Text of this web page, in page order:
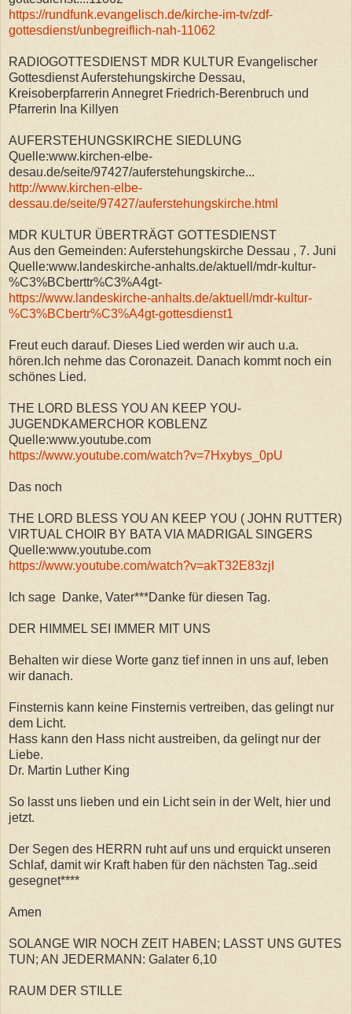
https://rundfunk.evangelisch.de/kirche-im-tv/zdf-
gottesdienst/unbegreiflich-nah-11062
RADIOGOTTESDIENST MDR KULTUR Evangelischer
Gottesdienst Auferstehungskirche Dessau,
Kreisoberpfarrerin Annegret Friedrich-Berenbruch und
Pfarrerin Ina Killyen
AUFERSTEHUNGSKIRCHE SIEDLUNG
Quelle:www.kirchen-elbe-
desau.de/seite/97427/auferstehungskirche...
http://www.kirchen-elbe-
dessau.de/seite/97427/auferstehungskirche.html
MDR KULTUR ÜBERTRÄGT GOTTESDIENST
Aus den Gemeinden: Auferstehungskirche Dessau , 7. Juni
Quelle:www.landeskirche-anhalts.de/aktuell/mdr-kultur-
%C3%BCberttr%C3%A4gt-
https://www.landeskirche-anhalts.de/aktuell/mdr-kultur-
%C3%BCbertr%C3%A4gt-gottesdienst1
Freut euch darauf. Dieses Lied werden wir auch u.a.
hören.Ich nehme das Coronazeit. Danach kommt noch ein
schönes Lied.
THE LORD BLESS YOU AN KEEP YOU-
JUGENDKAMERCHOR KOBLENZ
Quelle:www.youtube.com
https://www.youtube.com/watch?v=7Hxybys_0pU
Das noch
THE LORD BLESS YOU AN KEEP YOU ( JOHN RUTTER)
VIRTUAL CHOIR BY BATA VIA MADRIGAL SINGERS
Quelle:www.youtube.com
https://www.youtube.com/watch?v=akT32E83zjI
Ich sage Danke, Vater***Danke für diesen Tag.
DER HIMMEL SEI IMMER MIT UNS
Behalten wir diese Worte ganz tief innen in uns auf, leben
wir danach.
Finsternis kann keine Finsternis vertreiben, das gelingt nur
dem Licht.
Hass kann den Hass nicht austreiben, da gelingt nur der
Liebe.
Dr. Martin Luther King
So lasst uns lieben und ein Licht sein in der Welt, hier und
jetzt.
Der Segen des HERRN ruht auf uns und erquickt unseren
Schlaf, damit wir Kraft haben für den nächsten Tag..seid
gesegnet****
Amen
SOLANGE WIR NOCH ZEIT HABEN; LASST UNS GUTES
TUN; AN JEDERMANN: Galater 6,10
RAUM DER STILLE